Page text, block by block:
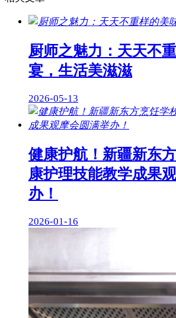
厨师之魅力：天天不
宴，生活美滋滋
2026-05-13
健康护航！新疆新东
康护理技能教学成果
办！
2026-01-16